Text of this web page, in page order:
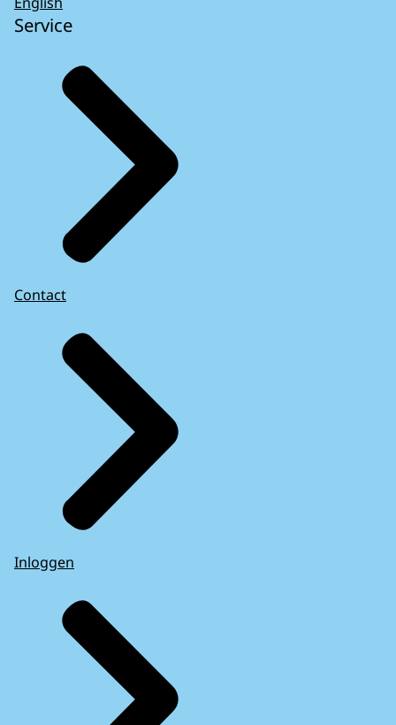
Service
Contact
Inloggen